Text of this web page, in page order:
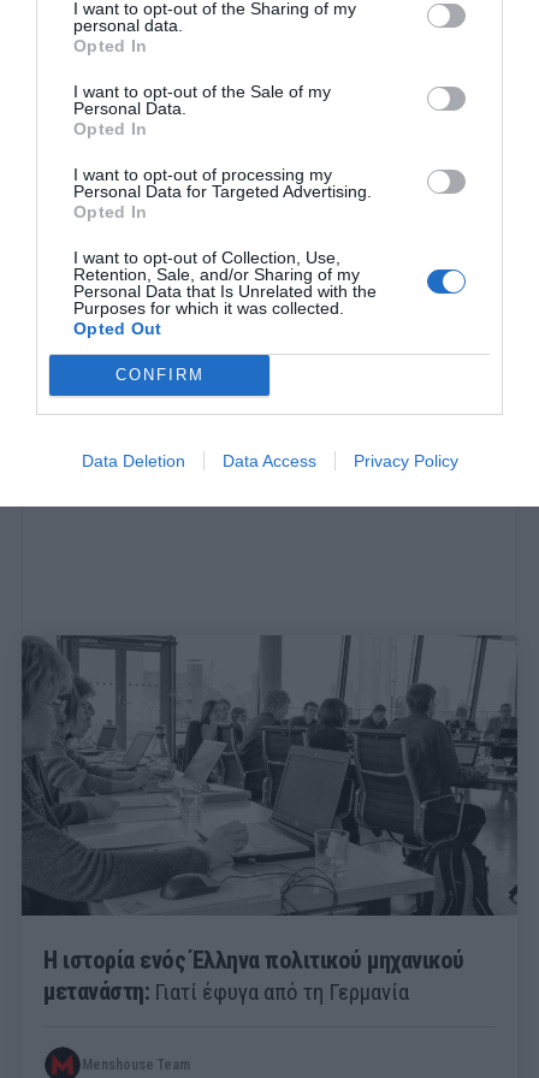
I want to opt-out of the Sharing of my
personal data.
Opted In
I want to opt-out of the Sale of my
Personal Data.
Opted In
I want to opt-out of processing my
Personal Data for Targeted Advertising.
Opted In
I want to opt-out of Collection, Use,
Retention, Sale, and/or Sharing of my
Personal Data that Is Unrelated with the
Purposes for which it was collected.
Opted Out
CONFIRM
Data Deletion Data Access Privacy Policy
20 κίτρινες τη σεζόν, τους σήκωνε στον αέρα:
Ο στόπερ - θρύλος που έπαιζε πιωμένος και με
ένα πακέτο τσιγάρα στην κάλτσα
Γιώργος Μαραθιανός
Η ιστορία ενός Έλληνα πολιτικού μηχανικού
μετανάστη: Γιατί έφυγα από τη Γερμανία
Menshouse Team